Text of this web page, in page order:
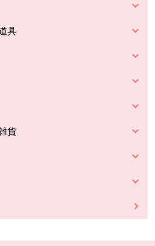
具
貨